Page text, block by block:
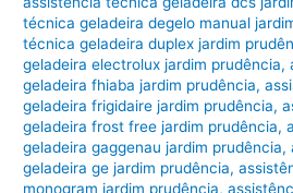
técnica geladeira degelo manual
técnica geladeira duplex jardim
geladeira electrolux jardim prudência,
geladeira fhiaba jardim prudência,
geladeira frigidaire jardim prudência,
geladeira frost free jardim prudência,
geladeira gaggenau jardim prudência,
geladeira ge jardim prudência,
monogram jardim prudência,